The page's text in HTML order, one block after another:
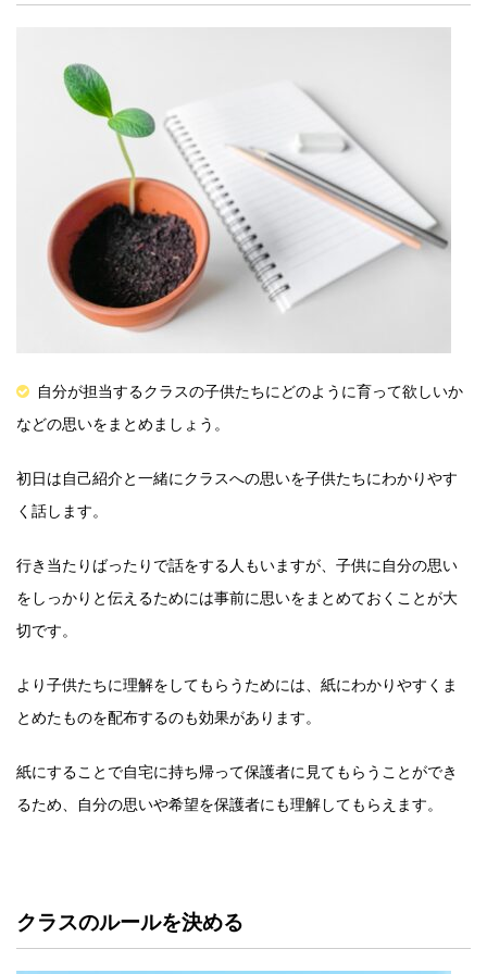
自分が担当するクラスの子供たちにどのように育って欲しいか
などの思いをまとめましょう。
初日は自己紹介と一緒にクラスへの思いを子供たちにわかりやす
く話します。
行き当たりばったりで話をする人もいますが、子供に自分の思い
をしっかりと伝えるためには事前に思いをまとめておくことが大
切です。
より子供たちに理解をしてもらうためには、紙にわかりやすくま
とめたものを配布するのも効果があります。
紙にすることで自宅に持ち帰って保護者に見てもらうことができ
るため、自分の思いや希望を保護者にも理解してもらえます。
クラスのルールを決める